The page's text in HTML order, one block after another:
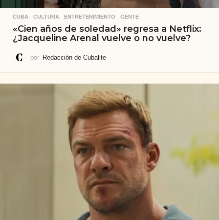
CUBA ,CULTURA ,ENTRETENIMIENTO ,GENTE
«Cien años de soledad» regresa a Netflix:
¿Jacqueline Arenal vuelve o no vuelve?
por Redacción de Cubalite